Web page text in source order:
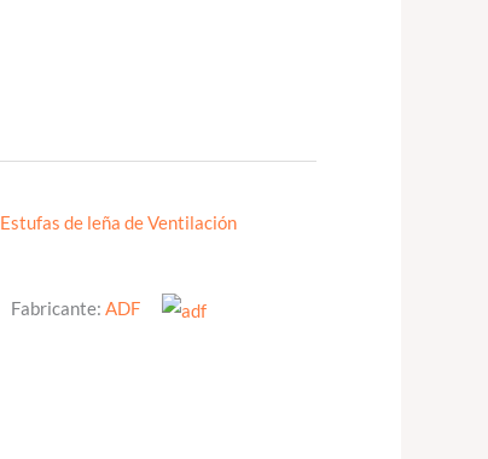
Estufas de leña de Ventilación
Fabricante: ADF